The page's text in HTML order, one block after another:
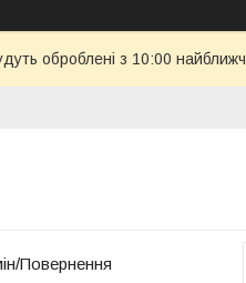
оброблені з 10:00
Повернення